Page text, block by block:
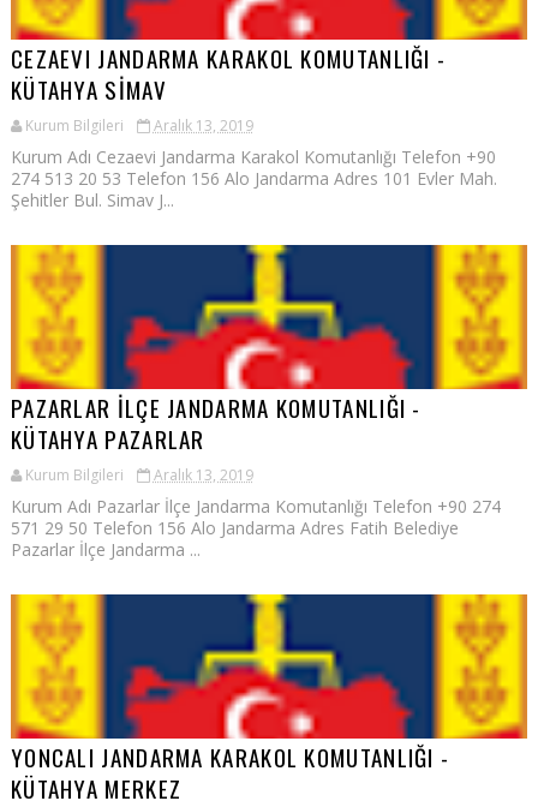
CEZAEVI JANDARMA KARAKOL KOMUTANLIĞI -
KÜTAHYA SİMAV
Kurum Bilgileri Aralık 13, 2019
Kurum Adı Cezaevi Jandarma Karakol Komutanlığı Telefon +90
274 513 20 53 Telefon 156 Alo Jandarma Adres 101 Evler Mah.
Şehitler Bul. Simav J...
PAZARLAR İLÇE JANDARMA KOMUTANLIĞI -
KÜTAHYA PAZARLAR
Kurum Bilgileri Aralık 13, 2019
Kurum Adı Pazarlar İlçe Jandarma Komutanlığı Telefon +90 274
571 29 50 Telefon 156 Alo Jandarma Adres Fatih Belediye
Pazarlar İlçe Jandarma ...
YONCALI JANDARMA KARAKOL KOMUTANLIĞI -
KÜTAHYA MERKEZ